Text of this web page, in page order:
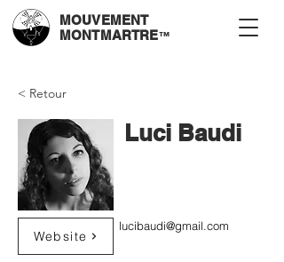
MOUVEMENT
MONTMARTRE™
< Retour
Luci Baudi
Website
lucibaudi@gmail.com